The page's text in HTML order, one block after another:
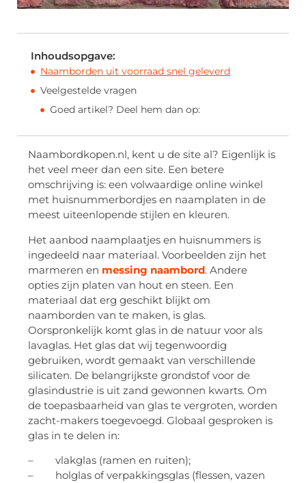
Inhoudsopgave:
Naamborden uit voorraad snel geleverd
Veelgestelde vragen
Goed artikel? Deel hem dan op:
Naambordkopen.nl, kent u de site al? Eigenlijk is
het veel meer dan een site. Een betere
omschrijving is: een volwaardige online winkel
met huisnummerbordjes en naamplaten in de
meest uiteenlopende stijlen en kleuren.
Het aanbod naamplaatjes en huisnummers is
ingedeeld naar materiaal. Voorbeelden zijn het
marmeren en messing naambord. Andere
opties zijn platen van hout en steen. Een
materiaal dat erg geschikt blijkt om
naamborden van te maken, is glas.
Oorspronkelijk komt glas in de natuur voor als
lavaglas. Het glas dat wij tegenwoordig
gebruiken, wordt gemaakt van verschillende
silicaten. De belangrijkste grondstof voor de
glasindustrie is uit zand gewonnen kwarts. Om
de toepasbaarheid van glas te vergroten, worden
zacht-makers toegevoegd. Globaal gesproken is
glas in te delen in:
– vlakglas (ramen en ruiten);
– holglas of verpakkingsglas (flessen, vazen